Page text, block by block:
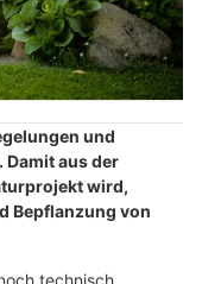
und
Damit aus der
wird,
Bepflanzung von
technisch